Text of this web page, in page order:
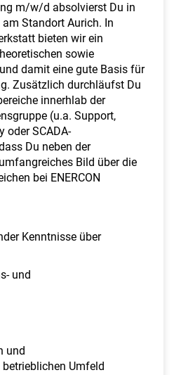
m/w/d absolvierst Du in
Standort Aurich. In
bieten wir ein
sowie
damit eine gute Basis für
Zusätzlich durchläufst Du
innerhlab der
(u.a. Support,
oder SCADA-
Du neben der
Bild über die
bei ENERCON
Kenntnisse über
und
und
Umfeld